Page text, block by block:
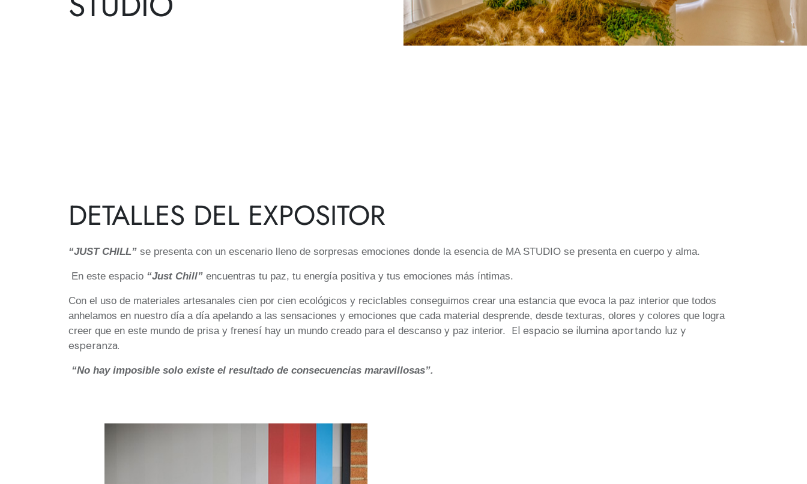
DETALLES DEL EXPOSITOR
“JUST CHILL” se presenta con un escenario lleno de sorpresas emociones donde la esencia de MA STUDIO se presenta en cuerpo y alma.
En este espacio “Just Chill” encuentras tu paz, tu energía positiva y tus emociones más íntimas.
Con el uso de materiales artesanales cien por cien ecológicos y reciclables conseguimos crear una estancia que evoca la paz interior que todos
anhelamos en nuestro día a día apelando a las sensaciones y emociones que cada material desprende, desde texturas, olores y colores que logra
creer que en este mundo de prisa y frenesí hay un mundo creado para el descanso y paz interior. El espacio se ilumina aportando luz y
esperanza.
“No hay imposible solo existe el resultado de consecuencias maravillosas”.